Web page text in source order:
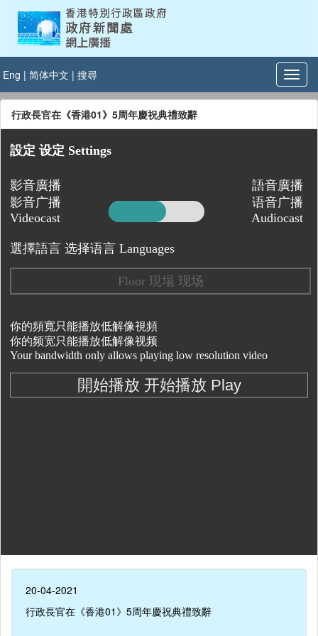
Eng | 简体中文 | 搜尋
行政長官在《香港01》5周年慶祝典禮致辭
20-04-2021
行政長官在《香港01》5周年慶祝典禮致辭